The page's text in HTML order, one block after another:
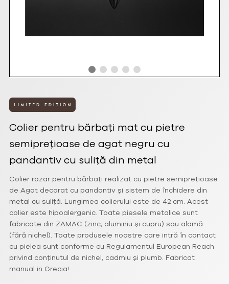
Colier pentru bărbați mat cu pietre
semiprețioase de agat negru cu
pandantiv cu suliță din metal
Colier rozar pentru bărbați realizat cu pietre semiprețioase
de Agat decorat cu pandantiv și sistem de închidere din
metal cu suliță. Lungimea colierului este de 42 cm. Acest
colier este hipoalergenic. Toate piesele metalice sunt
fabricate din ZAMAC (zinc, aluminiu și cupru) sau alamă
(fără nichel). Toate produsele noastre care intră în contact
cu pielea sunt conforme cu Regulamentul European Reach
privind conținutul de nichel, cadmiu și plumb. Fabricat
manual in Grecia!